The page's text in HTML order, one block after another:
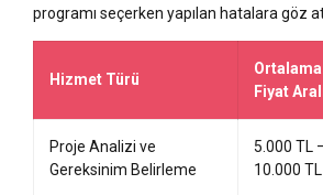
programı seçerken yapılan hatalara göz
Hizmet Türü
Ortalama
Fiyat
Proje Analizi ve
Gereksinim Belirleme
5.000 TL
10.000 TL